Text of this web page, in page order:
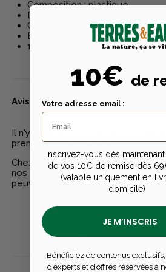
Composition : plastique.
Diamètre : 12 mm.
Conçue pour les colverts.
Bague gravée avec son
16 coloris différents.
Avis clients
Il n'y a pas encore d'avis pour ce
premier à rédiger un avis
Chez Terres & Eaux, les avis sont
nos clients ayant réellement
peuvent laisser un avis
Publier un avis
10€ de
Votre adresse email :
Inscrivez-vous dès
de vos 10€ de remise dès
(valable uniquement en
domicile)
JE M’INSCRIS
Bénéficiez de contenus
d’experts et d’offres réservées à